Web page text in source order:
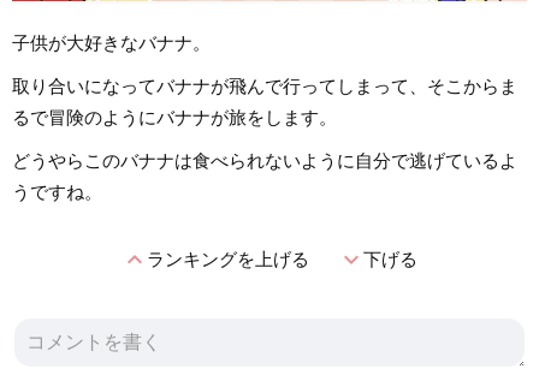
子供が大好きなバナナ。
取り合いになってバナナが飛んで行ってしまって、そこからま
るで冒険のようにバナナが旅をします。
どうやらこのバナナは食べられないように自分で逃げているよ
うですね。
expand_lessランキングを上げる expand_more下げる